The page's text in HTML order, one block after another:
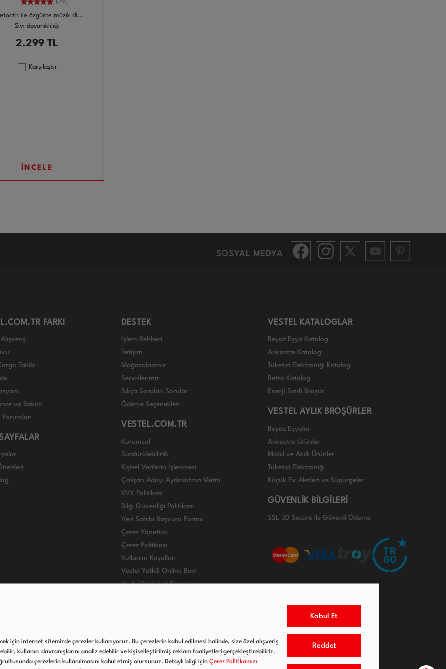
(29)
ile özgürce müzik di...
Sıvı dayanıklılığı
2.299TL
Karşılaştır
İNCELE
SOSYAL MEDYA
FARKI
Takibi
ve Bakım
Yorumları
DESTEK
İşlem Rehberi
İletişim
Mağazalarımız
Servislerimiz
Sıkça Sorulan Sorular
Ödeme Seçenekleri
VESTEL.COM.TR
Kurumsal
Sürdürülebilirlik
Kişisel Verilerin İşlenmesi
Çalışan Adayı Aydınlatma Metni
KVK Politikası
Bilgi Güvenliği Politikası
Veri Sahibi Başvuru Formu
Çerez Yönetimi
Çerez Politikası
Kullanım Koşulları
Vestel Yetkili Online Bayi
Vestel Sadakat Program
VESTEL KATALOGLAR
Beyaz Eşya Katalog
Ankastre Katalog
Tüketici Elektroniği Katalog
Retro Katalog
Enerji Sınıfı Broşür
VESTEL AYLIK BROŞÜRLER
Beyaz Eşyalar
Ankastre Ürünler
Mobil ve Akıllı Ürünler
Tüketici Elektroniği
Küçük Ev Aletleri ve Süpürgeler
GÜVENLİK BİLGİLERİ
SSL 3D Secure ile Güvenli Ödeme
için internet sitemizde çerezler kullanıyoruz. Bu çerezlerin kabul edilmesi halinde, size özel alışveriş
kullanıcı davranışlarını analiz edebilir ve kişiselleştirilmiş reklam faaliyetleri gerçekleştirebiliriz.
çerezlerin kullanılmasını kabul etmiş olursunuz. Detaylı bilgi içinÇerez Politikamızı
Kabul Et
Reddet